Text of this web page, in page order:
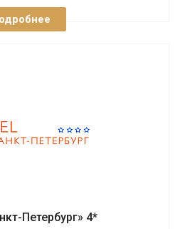
Петербург» 4*